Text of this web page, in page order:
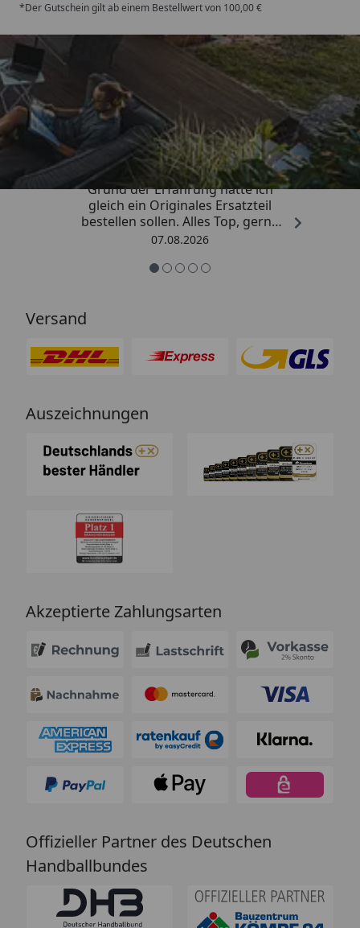
*Der Gutschein gilt ab einem Bestellwert von 100,00 €
Trusted Shops
4,85/ 5
„Qualität wie beschrieben, auf
Grund der Erfahrung hätte ich
gleich ein Originales Ersatzteil
bestellen sollen. Alles Top, gerne
wieder.“
07.08.2026
Versand
Auszeichnungen
Akzeptierte Zahlungsarten
Offizieller Partner des Deutschen
Handballbundes